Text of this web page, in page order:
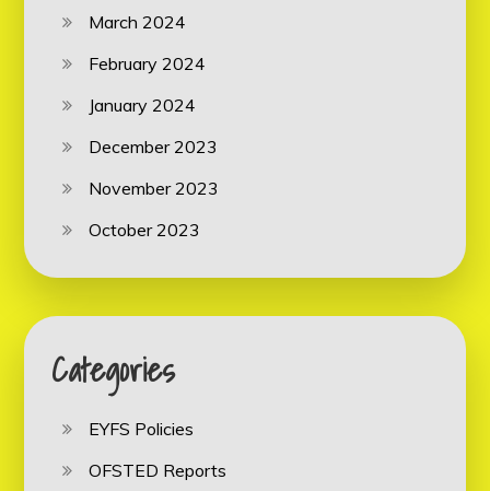
March 2024
February 2024
January 2024
December 2023
November 2023
October 2023
Categories
EYFS Policies
OFSTED Reports